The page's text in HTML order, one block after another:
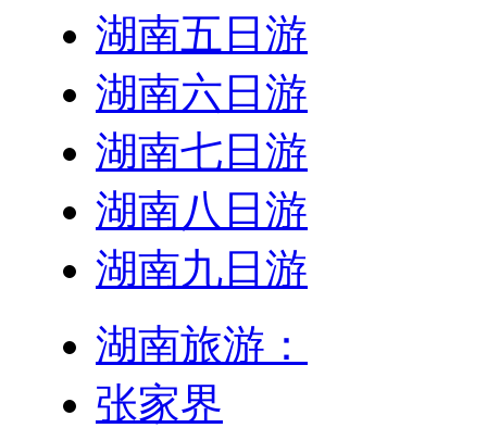
湖南五日游
湖南六日游
湖南七日游
湖南八日游
湖南九日游
湖南旅游：
张家界